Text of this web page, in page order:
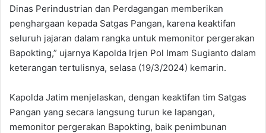
Dinas Perindustrian dan Perdagangan memberikan
penghargaan kepada Satgas Pangan, karena keaktifan
seluruh jajaran dalam rangka untuk memonitor pergerakan
Bapokting,” ujarnya Kapolda Irjen Pol Imam Sugianto dalam
keterangan tertulisnya, selasa (19/3/2024) kemarin.
Kapolda Jatim menjelaskan, dengan keaktifan tim Satgas
Pangan yang secara langsung turun ke lapangan,
memonitor pergerakan Bapokting, baik penimbunan